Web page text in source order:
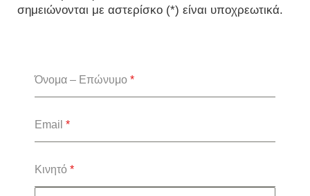
σημειώνονται με αστερίσκο (*) είναι υποχρεωτικά.
Όνομα – Επώνυμο *
Email *
Κινητό *